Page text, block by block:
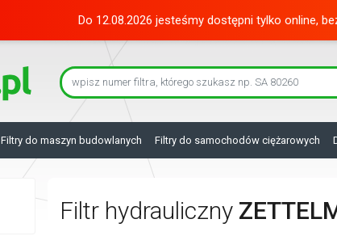
Do 12.08.2026 jesteśmy dostępni tylko online,
Filtry do maszyn budowlanych Filtry do samochodów ciężarowych
Filtr hydrauliczny